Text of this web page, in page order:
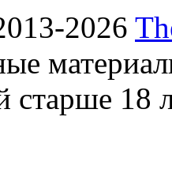
2026
старше 18